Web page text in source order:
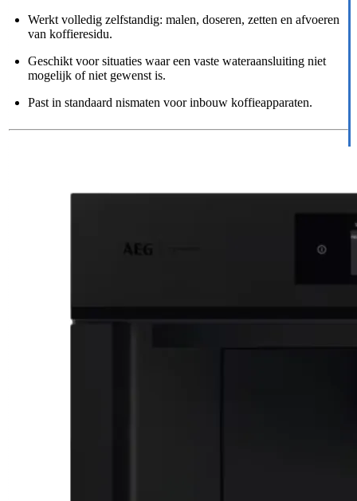
Werkt volledig zelfstandig: malen, doseren, zetten en afvoeren
van koffieresidu.
Geschikt voor situaties waar een vaste wateraansluiting niet
mogelijk of niet gewenst is.
Past in standaard nismaten voor inbouw koffieapparaten.